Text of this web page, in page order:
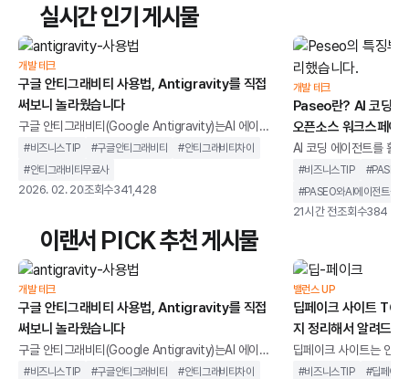
실시간 인기 게시물
개발 테크
구글 안티그래비티 사용법, Antigravity를 직접
써보니 놀라웠습니다
구글 안티그래비티(Google Antigravity)는AI 에이전
트를 중심으로 설계된 통합 개발 환경을 말합니다. 단순
히 코드 자동완성을 제공하는 도구가 아니라,개발 작업
을 계획하고 실행까지 이어가는 구조를 지향합니다.기
면, 안티그래비티는 AI가 코드 작성, 터미널 실행, 브라
우저 테스트까지 하나의 흐름 안에서 처리하도록 설계
되었습니다. 개발자를 돕는 도구를 넘어 개발 과정에 직
접 관여하는 환경에 가깝습니다.이 글에서는 구글 안티
그래비티가 기존 개발 환경과 무엇이 다른지, 어떻게
#비즈니스TIP #구글안티그래비티 #안티그래비티차이
#안티그래비티무료사
2026. 02. 20조회수341,428
개발 테크
Paseo란? AI 코딩 에
오픈소스 워크스페이
AI 코딩 에이전트를 활
버깅, 리뷰 등여러 작업
있습니다.하지만 작업
지켜야 한다는 제약이
OpenCode, Copilot 같
스크톱, 웹, CLI에서 함
과 가깝습니다.이번 글
왜 AI 코딩 에이전트
#비즈니스TIP #PASEO
#PASEO와AI에이전트툴차
21시간 전조회수384
이랜서 PICK 추천 게시물
개발 테크
구글 안티그래비티 사용법, Antigravity를 직접
써보니 놀라웠습니다
구글 안티그래비티(Google Antigravity)는AI 에이전
트를 중심으로 설계된 통합 개발 환경을 말합니다. 단순
#비즈니스TIP #구글안티그래비티 #안티그래비티차이
밸런스 UP
딥페이크 사이트
지 정리해서 알려드립
딥페이크 사이트는 인
굴이나 음성을 합성하
#비즈니스TIP #딥페이